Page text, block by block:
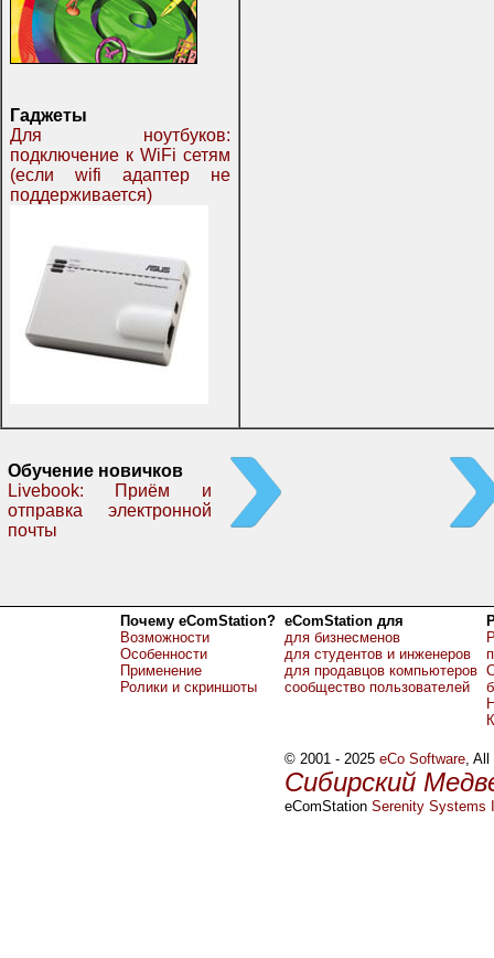
Гаджеты
Для ноутбуков:
подключение к WiFi сетям
(если wifi адаптер не
поддерживается)
Обучение новичков
Livebook: Приём и
отправка электронной
почты
Почему eComStation?
Возможности
Особенности
Применение
Ролики и скриншоты
eComStation для
для бизнесменов
для студентов и инженеров
для продавцов компьютеров
сообщество пользователей
© 2001 - 2025eCo Software, All
Сибирский
eComStationSerenity Systems